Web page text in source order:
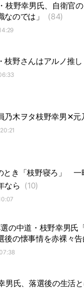
・枝野幸男氏、自衛官
なのでは」
(84)
枝野さんはアルノ推し
乃木ヲタ枝野幸男✕
とき「枝野寝ろ」 一
なら (10)
選の中道・枝野幸男
後の懐事情を赤裸々告
男氏、落選後の生活